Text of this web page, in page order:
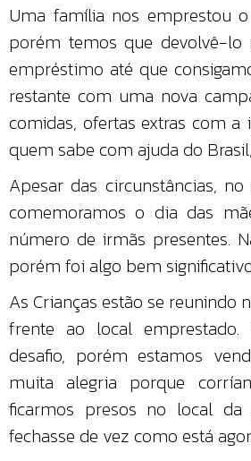
Uma família nos emprestou
porém temos que devolvê-
empréstimo até que
restante com uma nova
comidas, ofertas extras com a
quem sabe com ajuda do
Apesar das circunstâncias,
comemoramos o dia das
número de irmãs presentes.
porém foi algo bem
As Crianças estão se reunindo
frente ao local
desafio, porém estamos
muita alegria porque
ficarmos presos no local
fechasse de vez como está